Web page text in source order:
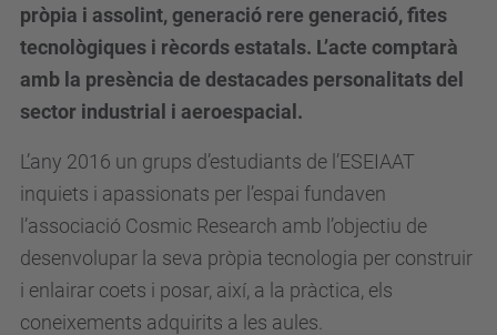
pròpia i assolint, generació rere generació, fites
tecnològiques i rècords estatals. L’acte comptarà
amb la presència de destacades personalitats del
sector industrial i aeroespacial.
L’any 2016 un grups d’estudiants de l’ESEIAAT
inquiets i apassionats per l’espai fundaven
l’associació Cosmic Research amb l’objectiu de
desenvolupar la seva pròpia tecnologia per construir
i enlairar coets i posar, així, a la pràctica, els
coneixements adquirits a les aules.